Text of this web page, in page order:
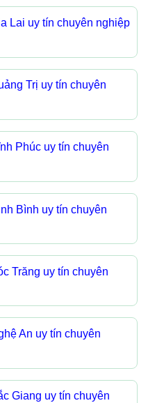
Lai uy tín chuyên nghiệp
Trị uy tín chuyên
Phúc uy tín chuyên
Bình uy tín chuyên
Trăng uy tín chuyên
An uy tín chuyên
Giang uy tín chuyên